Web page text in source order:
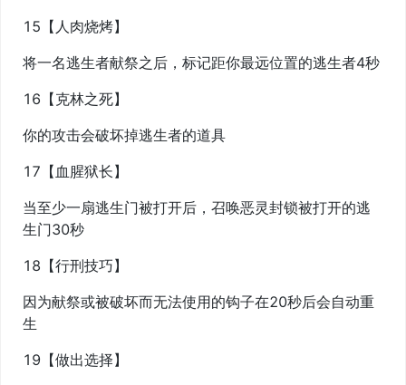
15【人肉烧烤】
将一名逃生者献祭之后，标记距你最远位置的逃生者4秒
16【克林之死】
你的攻击会破坏掉逃生者的道具
17【血腥狱长】
当至少一扇逃生门被打开后，召唤恶灵封锁被打开的逃
生门30秒
18【行刑技巧】
因为献祭或被破坏而无法使用的钩子在20秒后会自动重
生
19【做出选择】